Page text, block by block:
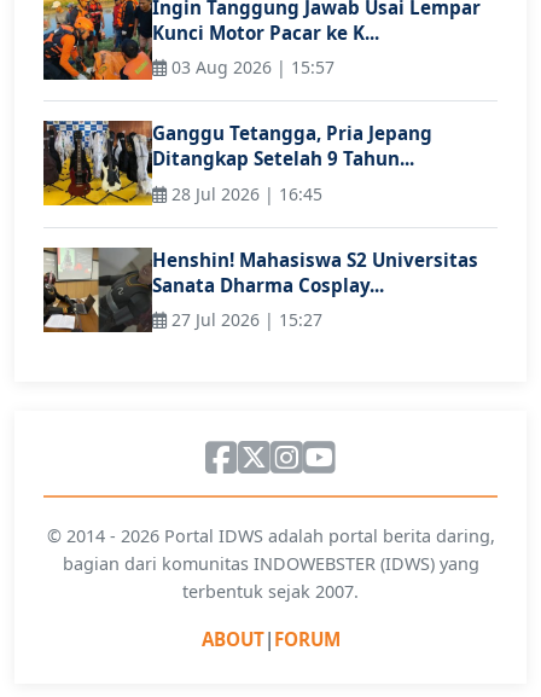
Ingin Tanggung Jawab Usai Lempar
Kunci Motor Pacar ke K...
03 Aug 2026 | 15:57
Ganggu Tetangga, Pria Jepang
Ditangkap Setelah 9 Tahun...
28 Jul 2026 | 16:45
Henshin! Mahasiswa S2 Universitas
Sanata Dharma Cosplay...
27 Jul 2026 | 15:27
© 2014 - 2026 Portal IDWS adalah portal berita daring,
bagian dari komunitas INDOWEBSTER (IDWS) yang
terbentuk sejak 2007.
ABOUT| FORUM